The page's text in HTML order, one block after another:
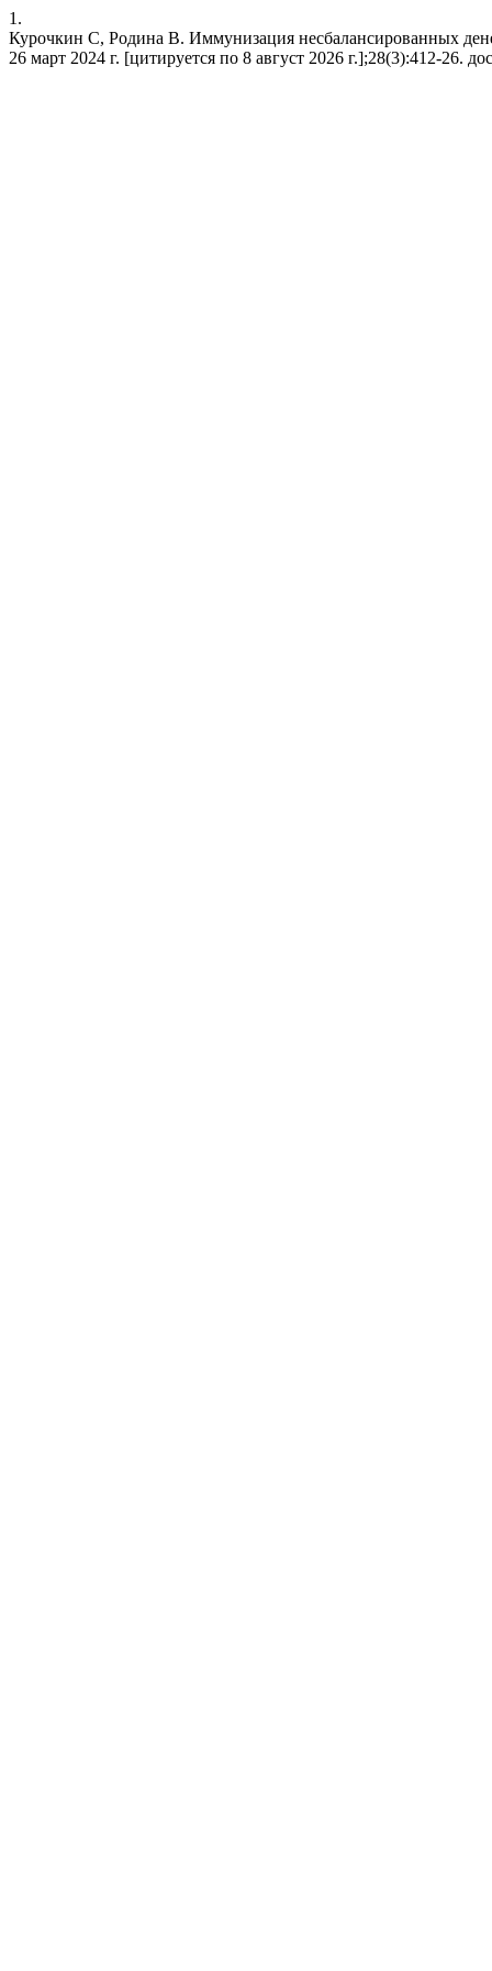
1.
Курочкин С, Родина В. Иммунизация несбалансированных
26 март 2024 г. [цитируется по 8 август 2026 г.];28(3):412-26.